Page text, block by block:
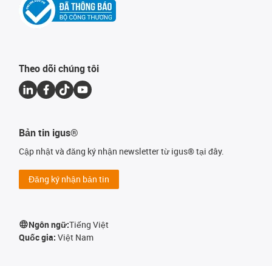
Theo dõi chúng tôi
Bản tin igus®
Cập nhật và đăng ký nhận newsletter từ igus® tại đây.
Đăng ký nhận bản tin
Ngôn ngữ:Tiếng Việt
Quốc gia: Việt Nam